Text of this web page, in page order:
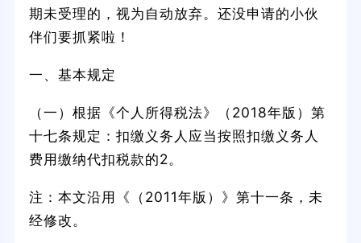
期未受理的，视为自动放弃。还没申请的小伙
伴们要抓紧啦！
一、基本规定
（一）根据《个人所得税法》（2018年版）第
十七条规定：扣缴义务人应当按照扣缴义务人
费用缴纳代扣税款的2。
注：本文沿用《（2011年版）》第十一条，未
经修改。